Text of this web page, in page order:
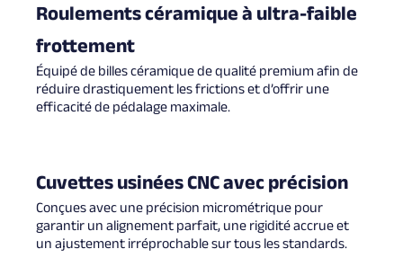
Roulements céramique à ultra-faible
frottement
Équipé de billes céramique de qualité premium afin de
réduire drastiquement les frictions et d’offrir une
efficacité de pédalage maximale.
Cuvettes usinées CNC avec précision
Conçues avec une précision micrométrique pour
garantir un alignement parfait, une rigidité accrue et
un ajustement irréprochable sur tous les standards.